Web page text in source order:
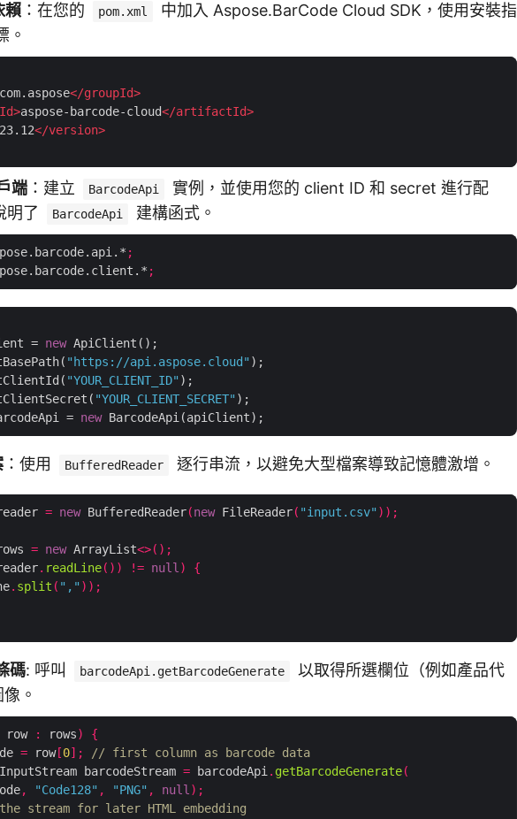
賴 ：在您的 pom.xml
中加入 Aspose.BarCode Cloud SDK，使用安裝指
。
com.aspose</groupId>
>aspose-barcode-cloud</artifactId>
23.12</version>
端 ：建立 BarcodeApi
實例，並使用您的 client ID 和 secret 進行配
明了
BarcodeApi 建構函式。
;
;
= new ApiClient();
"https://api.aspose.cloud" );
"YOUR_CLIENT_ID" );
"YOUR_CLIENT_SECRET" );
=
new
：使用 BufferedReader 逐行串流，以避免大型檔案導致記憶體激增。
= new BufferedReader(new FileReader( "input.csv" ));
= new ArrayList<>();
. readLine()) != null)
{
. split ( "," ));
碼: 呼叫 barcodeApi.getBarcodeGenerate
以取得所選欄位（例如產品代
像。
row : rows)
{
= row[0];
// first column as barcode data
barcodeStream
= barcodeApi. getBarcodeGenerate(
, "Code128" , "PNG" , null);
stream for later HTML embedding